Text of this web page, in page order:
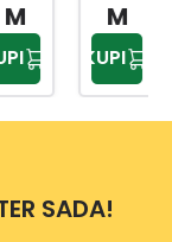
ZA
M
SVIJE
TLO
SIVA
12L
M
KUPI
SADA!